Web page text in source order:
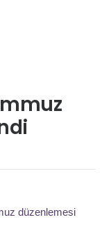
düzenlemesi